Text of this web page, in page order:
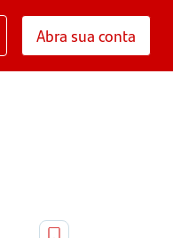
Abra sua conta